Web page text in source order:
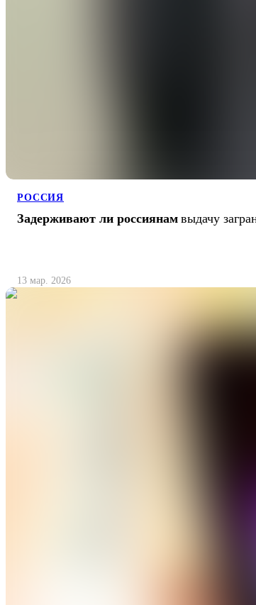
РОССИЯ
Задерживают ли россиянам выдачу
13 мар. 2026